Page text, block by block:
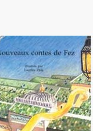
contes de Fez
12,20 €